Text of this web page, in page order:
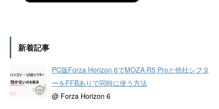
新着記事
PC版Forza Horizon 6でMOZA R5 Proと他社シフタ
ーをFFBありで同時に使う方法
@ Forza Horizon 6